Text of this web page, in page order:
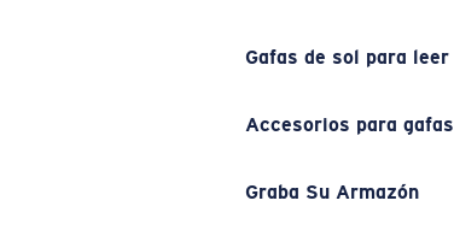
Gafas de sol para leer
Accesorios para gafas
Graba Su Armazón